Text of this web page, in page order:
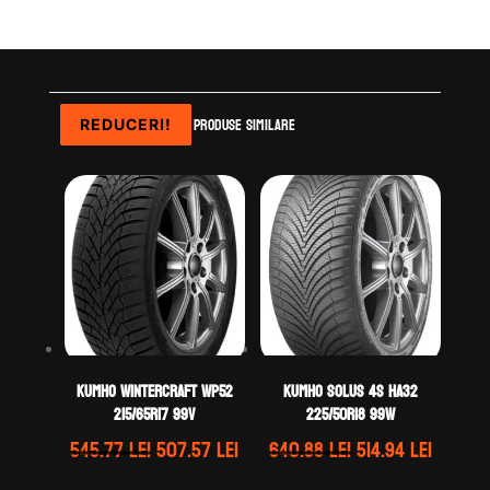
Produse similare
REDUCERI!
Kumho WINTERCRAFT WP52
215/65R17 99V
545.77leiPrețul
507.57leiPrețul
REDUCERI!
Kumho SOLUS 4S HA32
225/50R18 99W
640.88leiPrețul
514.94leiPrețul
REDUCERI!
REDUCERI!